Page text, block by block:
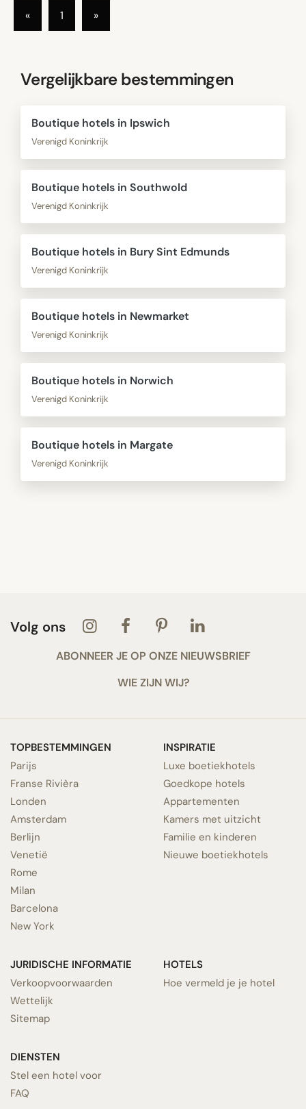
« 1 »
Vergelijkbare bestemmingen
Boutique hotels in Ipswich
Verenigd Koninkrijk
Boutique hotels in Southwold
Verenigd Koninkrijk
Boutique hotels in Bury Sint Edmunds
Verenigd Koninkrijk
Boutique hotels in Newmarket
Verenigd Koninkrijk
Boutique hotels in Norwich
Verenigd Koninkrijk
Boutique hotels in Margate
Verenigd Koninkrijk
Volg ons
ABONNEER JE OP ONZE NIEUWSBRIEF
WIE ZIJN WIJ?
TOPBESTEMMINGEN
Parijs
Franse Rivièra
Londen
Amsterdam
Berlijn
Venetië
Rome
Milan
Barcelona
New York
INSPIRATIE
Luxe boetiekhotels
Goedkope hotels
Appartementen
Kamers met uitzicht
Familie en kinderen
Nieuwe boetiekhotels
JURIDISCHE INFORMATIE
Verkoopvoorwaarden
Wettelijk
Sitemap
DIENSTEN
Stel een hotel voor
FAQ
HOTELS
Hoe vermeld je je hotel